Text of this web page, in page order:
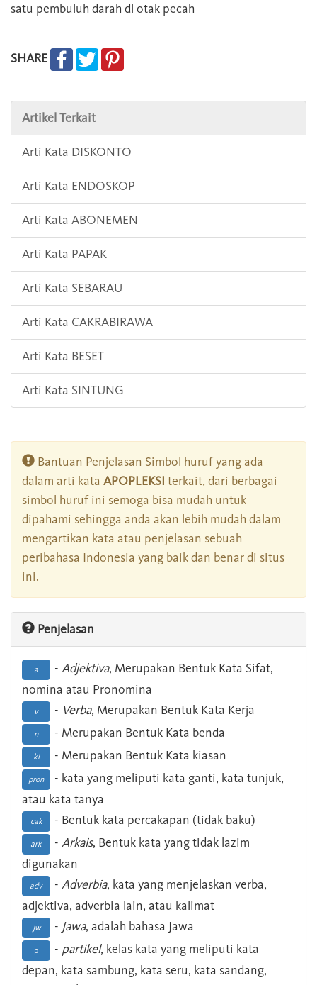
satu pembuluh darah dl otak pecah
SHARE
Artikel Terkait
Arti Kata DISKONTO
Arti Kata ENDOSKOP
Arti Kata ABONEMEN
Arti Kata PAPAK
Arti Kata SEBARAU
Arti Kata CAKRABIRAWA
Arti Kata BESET
Arti Kata SINTUNG
Bantuan Penjelasan Simbol huruf yang ada
dalam arti kata APOPLEKSI terkait, dari berbagai
simbol huruf ini semoga bisa mudah untuk
dipahami sehingga anda akan lebih mudah dalam
mengartikan kata atau penjelasan sebuah
peribahasa Indonesia yang baik dan benar di situs
ini.
Penjelasan
a - Adjektiva, Merupakan Bentuk Kata Sifat,
nomina atau Pronomina
v - Verba, Merupakan Bentuk Kata Kerja
n - Merupakan Bentuk Kata benda
ki - Merupakan Bentuk Kata kiasan
pron
- kata yang meliputi kata ganti, kata tunjuk,
atau kata tanya
cak - Bentuk kata percakapan (tidak baku)
ark - Arkais, Bentuk kata yang tidak lazim
digunakan
adv - Adverbia, kata yang menjelaskan verba,
adjektiva, adverbia lain, atau kalimat
Jw - Jawa, adalah bahasa Jawa
p - partikel, kelas kata yang meliputi kata
depan, kata sambung, kata seru, kata sandang,